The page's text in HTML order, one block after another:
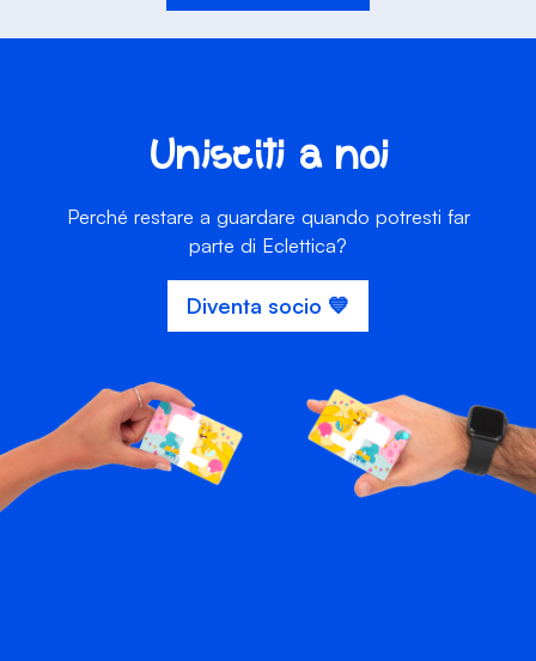
Unisciti a noi
Perché restare a guardare quando potresti far
parte di Eclettica?
Diventa socio 💙